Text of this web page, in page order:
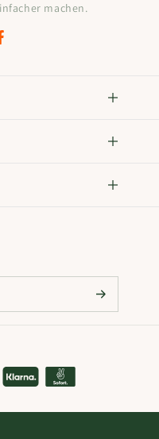
machen.